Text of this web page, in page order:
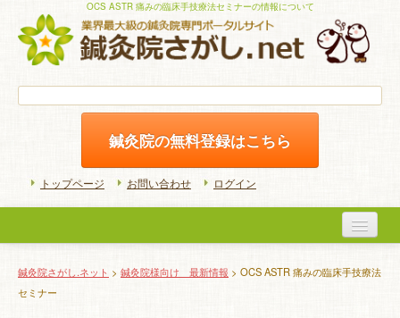
OCS ASTR 痛みの臨床手技療法セミナーの情報について
鍼灸院の無料登録はこちら
トップページ お問い合わせ ログイン
鍼灸院さがし.ネット > 鍼灸院様向け 最新情報 > OCS ASTR 痛みの臨床手技療法
セミナー